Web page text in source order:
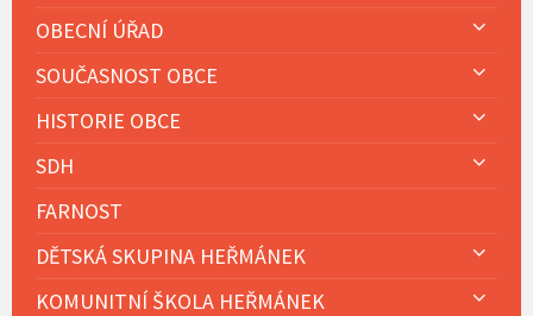
OBECNÍ ÚŘAD
SOUČASNOST OBCE
HISTORIE OBCE
SDH
FARNOST
DĚTSKÁ SKUPINA HEŘMÁNEK
KOMUNITNÍ ŠKOLA HEŘMÁNEK